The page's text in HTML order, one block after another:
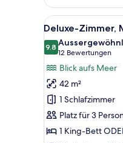
Room
with
City
View
Alle
Fotos
für
Deluxe-
Zimmer,
Meerblick
anzeigen
5
Deluxe-Zimmer,
9.89.8 von 10
12 Bewertungen
(12
Bewertungen)
Blick aufs Meer
42 m²
1 Schlafzimmer
Platz für 3
1 King-Bett